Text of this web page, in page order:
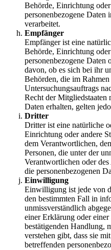
Behörde, Einrichtung
personenbezogene
verarbeitet.
Empfänger
Empfänger ist eine
Behörde, Einrichtung
personenbezogene Daten
davon, ob es sich bei ihr
Behörden, die im Rahmen
Untersuchungsauftrags
Recht der Mitgliedstaaten
Daten erhalten, gelten
Dritter
Dritter ist eine natürliche
Einrichtung oder andere
dem Verantwortlichen,
Personen, die unter der
Verantwortlichen oder
die personenbezogenen
Einwilligung
Einwilligung ist jede von
den bestimmten Fall in
unmissverständlich
einer Erklärung oder einer
bestätigenden Handlung,
verstehen gibt, dass sie
betreffenden